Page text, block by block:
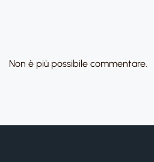
Non è più possibile commentare.